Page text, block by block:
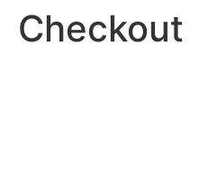
Checkout